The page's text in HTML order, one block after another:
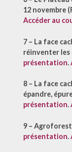
12 novembre
Accéder au
7 – La face
réinventer les
présentation.
8 – La face
épandre,
présentation.
9 –
présentation.